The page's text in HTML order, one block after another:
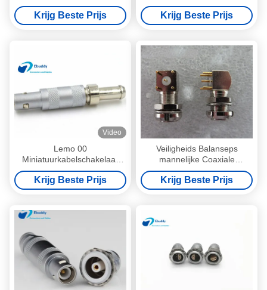
Serie Sera de
Kabelschakelaar
ERA.0S.304.CLL
Krijg Beste Prijs
Compatibele Lemo
Krijg Beste Prijs
Video
Lemo 00
Miniatuurkabelschakelaar
00S FFA.00.250 voor
Maatregeleninstrumenten
Krijg Beste Prijs
Veiligheids Balanseps
mannelijke Coaxiale
Schakelaar voor de Gedrukte
Steun van de Kringsraad
Krijg Beste Prijs